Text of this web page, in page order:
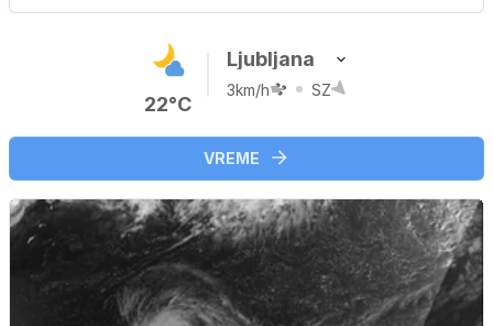
22°C
Ljubljana
3km/h SZ
VREME